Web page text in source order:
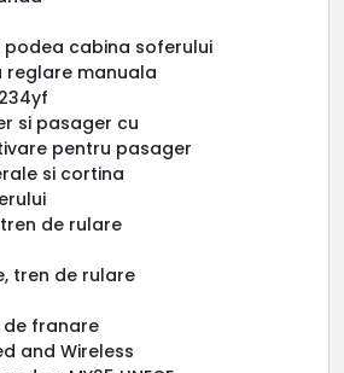
cabina soferului
reglare manuala
si pasager cu
pentru pasager
si cortina
de rulare
tren de rulare
franare
and Wireless